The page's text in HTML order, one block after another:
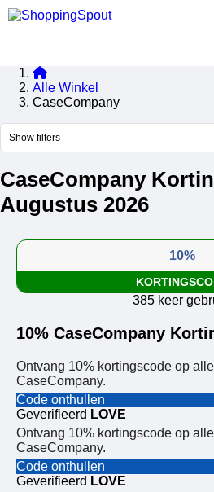
Alle Winkel
CaseCompany
Show filters
CaseCompany
Augustus 2026
10%
385 keer
10% CaseCompany
Ontvang 10% kortingscode op
CaseCompany.
Code onthullen
Geverifieerd LOVE
Ontvang 10% kortingscode op
CaseCompany.
Code onthullen
Geverifieerd LOVE